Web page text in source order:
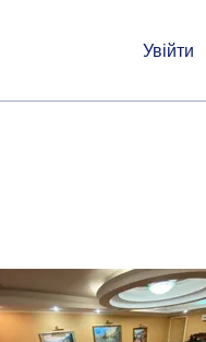
Увійти